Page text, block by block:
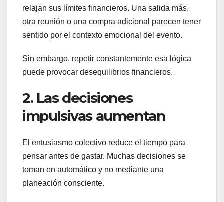
relajan sus límites financieros. Una salida más,
otra reunión o una compra adicional parecen tener
sentido por el contexto emocional del evento.
Sin embargo, repetir constantemente esa lógica
puede provocar desequilibrios financieros.
2. Las decisiones
impulsivas aumentan
El entusiasmo colectivo reduce el tiempo para
pensar antes de gastar. Muchas decisiones se
toman en automático y no mediante una
planeación consciente.